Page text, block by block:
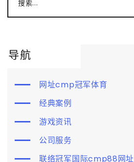
搜索...
导航
网址cmp冠军体育
经典案例
游戏资讯
公司服务
联络冠军国际cmp88网址